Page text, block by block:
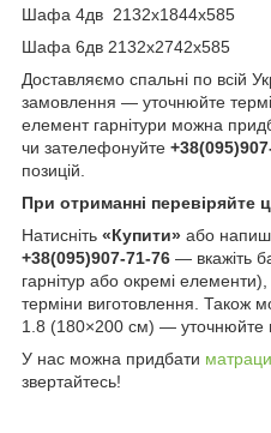
Шафа 4дв 2132x1844x585
Шафа 6дв 2132x2742x585
Доставляємо спальні по всій
замовлення — уточнюйте
елемент гарнітури можна
чи зателефонуйте
позицій.
При отриманні перевіряйте
Натисніть «Купити» або
+38(095)907-71-76 — вкажіть
гарнітур або окремі
терміни виготовлення. Також
1.8 (180×200 см) — уточнюйте
У нас можна придбати матраци
звертайтесь!